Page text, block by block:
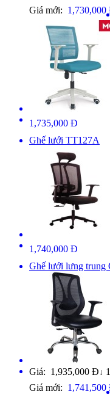
Giá mới: 1,730,000
1,735,000 Đ
Ghế lưới TT127A
1,740,000 Đ
Ghế lưới lưng trung
Giá: 1,935,000 Đ ↓
Giá mới: 1,741,500